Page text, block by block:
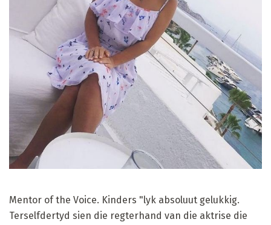
Mentor of the Voice. Kinders "lyk absoluut gelukkig.
Terselfdertyd sien die regterhand van die aktrise die